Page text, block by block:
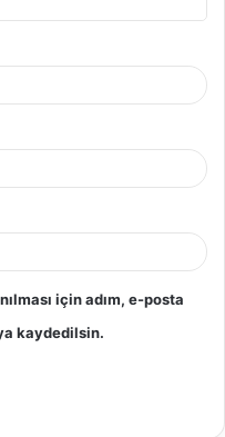
için adım, e-posta
kaydedilsin.